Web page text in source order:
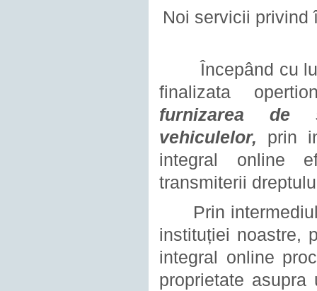
Noi servicii
Începând cu
finalizata
furnizarea de
vehiculelor, prin
integral online
transmiterii
Prin intermediul
instituției noastre,
integral online
proprietate